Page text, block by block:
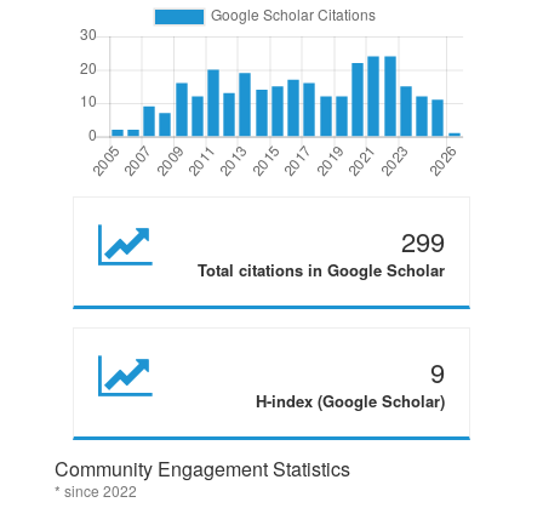
299
Total citations in Google Scholar
9
H-index (Google Scholar)
Community Engagement Statistics
* since 2022